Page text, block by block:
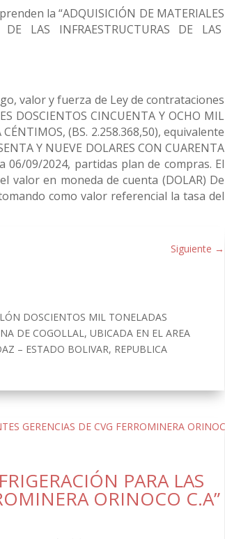
la “ADQUISICIÓN DE MATERIALES
LAS INFRAESTRUCTURAS DE LAS
valor y fuerza de Ley de contrataciones
DOSCIENTOS CINCUENTA Y OCHO MIL
CÉNTIMOS, (BS. 2.258.368,50), equivalente
Y NUEVE DOLARES CON CUARENTA
06/09/2024, partidas plan de compras. El
valor en moneda de cuenta (DOLAR) De
como valor referencial la tasa del
Siguiente →
DOSCIENTOS MIL TONELADAS
DE COGOLLAL, UBICADA EN EL AREA
– ESTADO BOLIVAR, REPUBLICA
PARA LAS
ORINOCO C.A”